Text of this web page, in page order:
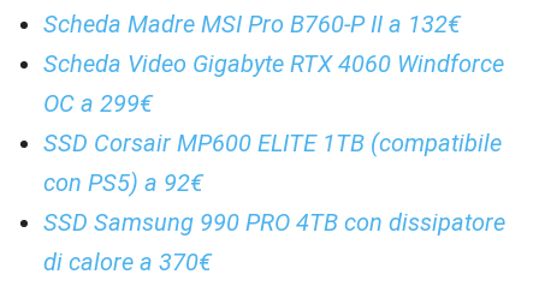
Scheda Madre MSI Pro B760-P II a 132€
Scheda Video Gigabyte RTX 4060 Windforce
OC a 299€
SSD Corsair MP600 ELITE 1TB (compatibile
con PS5) a 92€
SSD Samsung 990 PRO 4TB con dissipatore
di calore a 370€